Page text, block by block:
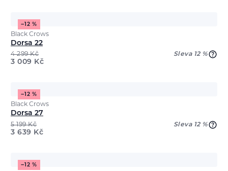
−12 %
Black Crows
Dorsa 22
4 299Kč Sleva 12 %
3 009 Kč
−12 %
Black Crows
Dorsa 27
5 199Kč Sleva 12 %
3 639 Kč
−12 %